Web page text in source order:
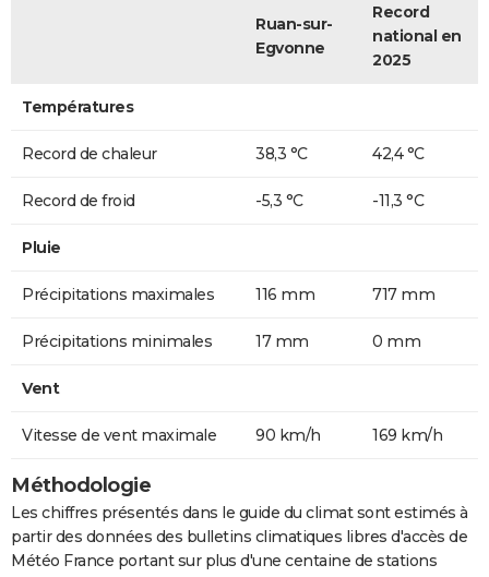
Ruan-sur-
Egvonne
Record
national en
2025
Températures
Record de chaleur 38,3 °C 42,4 °C
Record de froid -5,3 °C -11,3 °C
Pluie
Précipitations maximales 116 mm 717 mm
Précipitations minimales 17 mm 0 mm
Vent
Vitesse de vent maximale 90 km/h 169 km/h
Méthodologie
Les chiffres présentés dans le guide du climat sont estimés à
partir des données des bulletins climatiques libres d'accès de
Météo France portant sur plus d'une centaine de stations